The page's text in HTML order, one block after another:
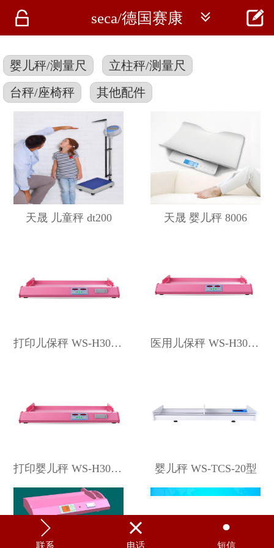
 首页
 seca/德国赛康  
婴儿秤/测量尺 立柱秤/测量尺
台秤/座椅秤 其他配件
天晟 儿童秤 dt200 天晟 婴儿秤 8006
打印儿保秤 WS-H3001D型 医用儿保秤 WS-H3001型
打印婴儿秤 WS-H3000型 婴儿秤 WS-TCS-20型

联系

电话

短信